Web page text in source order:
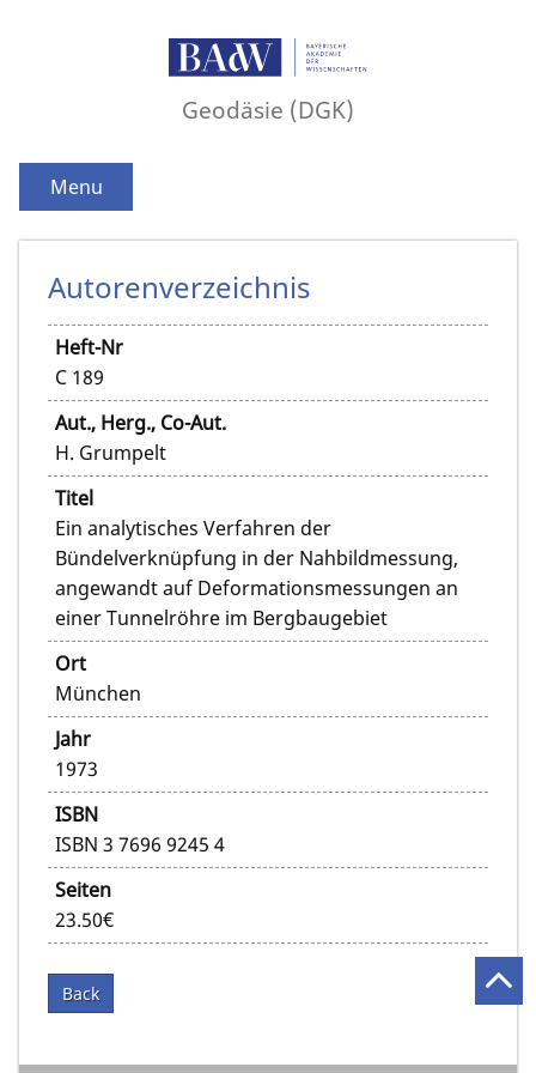
Geodäsie (DGK)
Menu
Autorenverzeichnis
Heft-Nr
C 189
Aut., Herg., Co-Aut.
H. Grumpelt
Titel
Ein analytisches Verfahren der
Bündelverknüpfung in der Nahbildmessung,
angewandt auf Deformationsmessungen an
einer Tunnelröhre im Bergbaugebiet
Ort
München
Jahr
1973
ISBN
ISBN 3 7696 9245 4
Seiten
23.50€
Back